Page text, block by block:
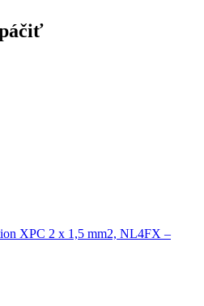
XPC 2 x 1,5 mm2, NL4FX –